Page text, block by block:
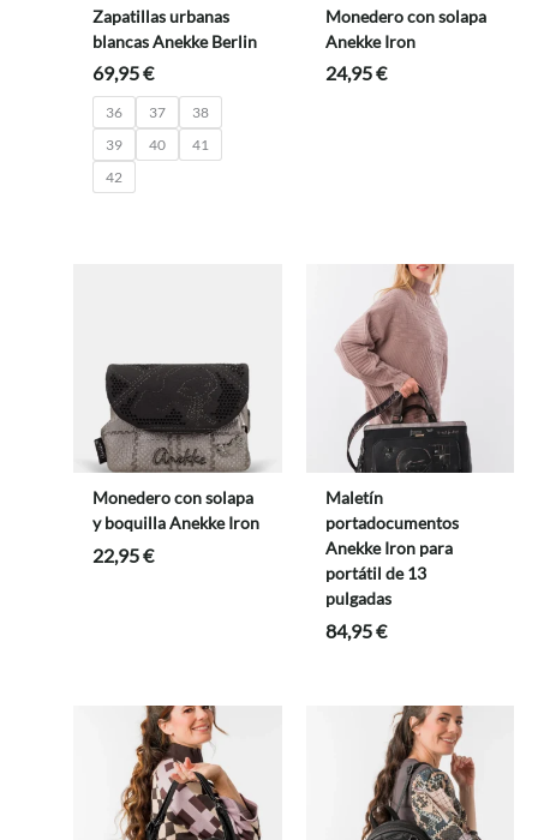
Zapatillas urbanas
blancas Anekke Berlin
69,95€
36 37
38
39
40
41
42
Monedero con solapa
Anekke Iron
24,95€
Monedero con solapa
y boquilla Anekke Iron
22,95€
Maletín
portadocumentos
Anekke Iron para
portátil de 13
pulgadas
84,95€